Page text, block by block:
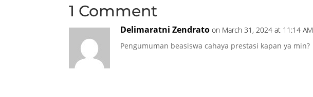
1 Comment
Delimaratni Zendrato on March 31, 2024 at 11:14 AM
Pengumuman beasiswa cahaya prestasi kapan ya min?